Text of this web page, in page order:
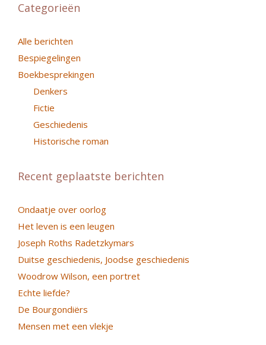
Categorieën
Alle berichten
Bespiegelingen
Boekbesprekingen
Denkers
Fictie
Geschiedenis
Historische roman
Recent geplaatste berichten
Ondaatje over oorlog
Het leven is een leugen
Joseph Roths Radetzkymars
Duitse geschiedenis, Joodse geschiedenis
Woodrow Wilson, een portret
Echte liefde?
De Bourgondiërs
Mensen met een vlekje